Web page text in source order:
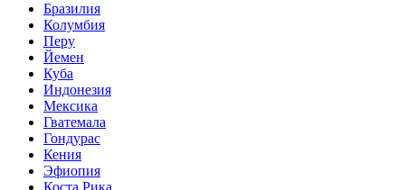
Бразилия
Колумбия
Перу
Йемен
Куба
Индонезия
Мексика
Гватемала
Гондурас
Кения
Эфиопия
Коста Рика